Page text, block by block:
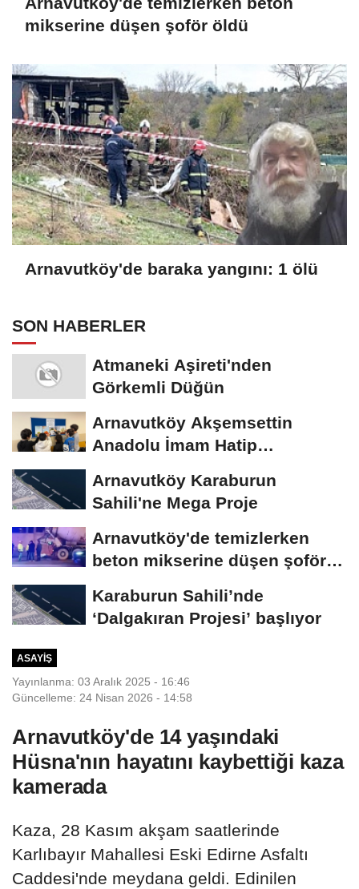
mikserine düşen şoför öldü
Arnavutköy'de baraka yangını: 1 ölü
SON HABERLER
Atmaneki Aşireti'nden
Görkemli Düğün
Arnavutköy Akşemsettin
Anadolu İmam Hatip
Arnavutköy Karaburun
Sahili'ne Mega Proje
Arnavutköy'de temizlerken
beton mikserine düşen şoför
Karaburun Sahili’nde
‘Dalgakıran Projesi’ başlıyor
ASAYIŞ
Yayınlanma: 03 Aralık 2025 - 16:46
Güncelleme: 24 Nisan 2026 - 14:58
Arnavutköy'de 14 yaşındaki
Hüsna'nın hayatını kaybettiği kaza
kamerada
Kaza, 28 Kasım akşam saatlerinde
Karlıbayır Mahallesi Eski Edirne Asfaltı
Caddesi'nde meydana geldi. Edinilen